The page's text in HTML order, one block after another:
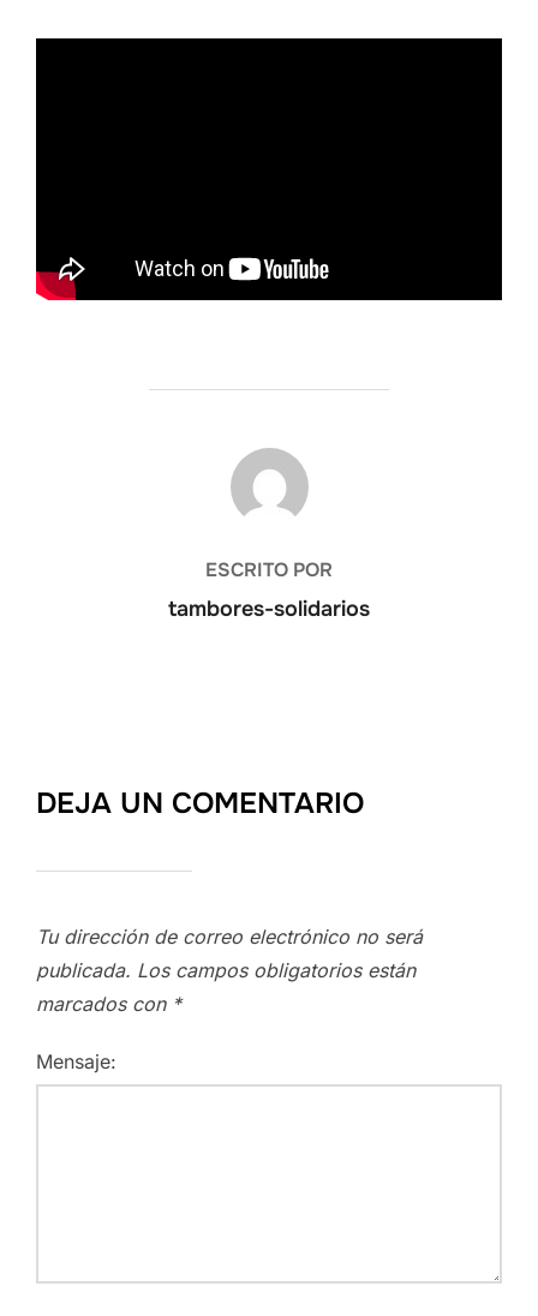
AUTOR DE LA PUBLICACIÓN
ESCRITO POR
tambores-solidarios
DEJA UN COMENTARIO
Tu dirección de correo electrónico no será
publicada. Los campos obligatorios están
marcados con *
Mensaje: